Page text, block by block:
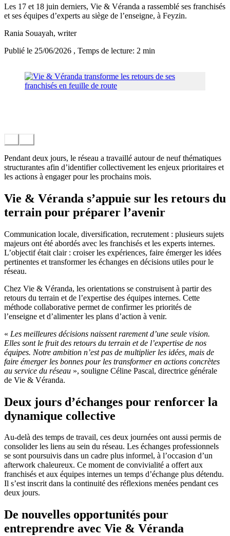
Les 17 et 18 juin derniers, Vie & Véranda a rassemblé ses franchisés
et ses équipes d’experts au siège de l’enseigne, à Feyzin.
Rania Souayah, writer
Publié le 25/06/2026 , Temps de lecture: 2 min
Pendant deux jours, le réseau a travaillé autour de neuf thématiques
structurantes afin d’identifier collectivement les enjeux prioritaires et
les actions à engager pour les prochains mois.
Vie & Véranda s’appuie sur les retours du
terrain pour préparer l’avenir
Communication locale, diversification, recrutement : plusieurs sujets
majeurs ont été abordés avec les franchisés et les experts internes.
L’objectif était clair : croiser les expériences, faire émerger les idées
pertinentes et transformer les échanges en décisions utiles pour le
réseau.
Chez Vie & Véranda, les orientations se construisent à partir des
retours du terrain et de l’expertise des équipes internes. Cette
méthode collaborative permet de confirmer les priorités de
l’enseigne et d’alimenter les plans d’action à venir.
« Les meilleures décisions naissent rarement d’une seule vision.
Elles sont le fruit des retours du terrain et de l’expertise de nos
équipes. Notre ambition n’est pas de multiplier les idées, mais de
faire émerger les bonnes pour les transformer en actions concrètes
au service du réseau », souligne Céline Pascal, directrice générale
de Vie & Véranda.
Deux jours d’échanges pour renforcer la
dynamique collective
Au-delà des temps de travail, ces deux journées ont aussi permis de
consolider les liens au sein du réseau. Les échanges professionnels
se sont poursuivis dans un cadre plus informel, à l’occasion d’un
afterwork chaleureux. Ce moment de convivialité a offert aux
franchisés et aux équipes internes un temps d’échange plus détendu.
Il s’est inscrit dans la continuité des réflexions menées pendant ces
deux jours.
De nouvelles opportunités pour
entreprendre avec Vie & Véranda